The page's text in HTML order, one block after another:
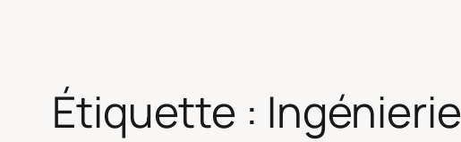
Étiquette : Ingénierie